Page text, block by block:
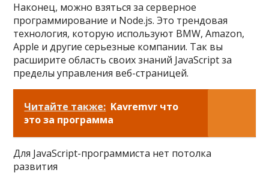
Наконец, можно взяться за серверное
программирование и Node.js. Это трендовая
технология, которую используют BMW, Amazon,
Apple и другие серьезные компании. Так вы
расширите область своих знаний JavaScript за
пределы управления веб-страницей.
Читайте также: Kavremvr что
это за программа
Для JavaScript-программиста нет потолка
развития